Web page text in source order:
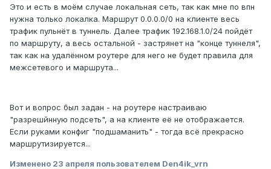
Это и есть в моём случае локальная сеть, так как мне по впн
нужна только локалка. Маршрут 0.0.0.0/0 на клиенте весь
трафик пульнёт в туннель. Далее трафик 192.168.1.0/24 пойдёт
по маршруту, а весь остальной - застрянет на "конце туннеля",
так как на удалённом роутере для него не будет правила для
межсетевого и маршрута...
Вот и вопрос был задан - на роутере настраиваю
"разрешйнную подсеть", а на клиенте её не отображается.
Если руками конфиг "подшаманить" - тогда всё прекрасно
маршрутизируется...
Изменено 23 апреля пользователем Den4ik_vrn